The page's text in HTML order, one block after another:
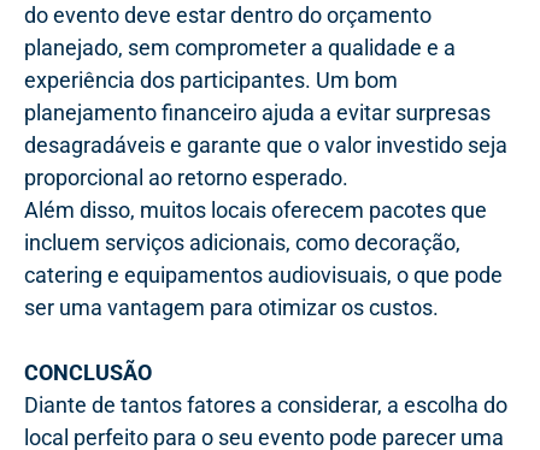
do evento deve estar dentro do orçamento
planejado, sem comprometer a qualidade e a
experiência dos participantes. Um bom
planejamento financeiro ajuda a evitar surpresas
desagradáveis e garante que o valor investido seja
proporcional ao retorno esperado.
Além disso, muitos locais oferecem pacotes que
incluem serviços adicionais, como decoração,
catering e equipamentos audiovisuais, o que pode
ser uma vantagem para otimizar os custos.
CONCLUSÃO
Diante de tantos fatores a considerar, a escolha do
local perfeito para o seu evento pode parecer uma